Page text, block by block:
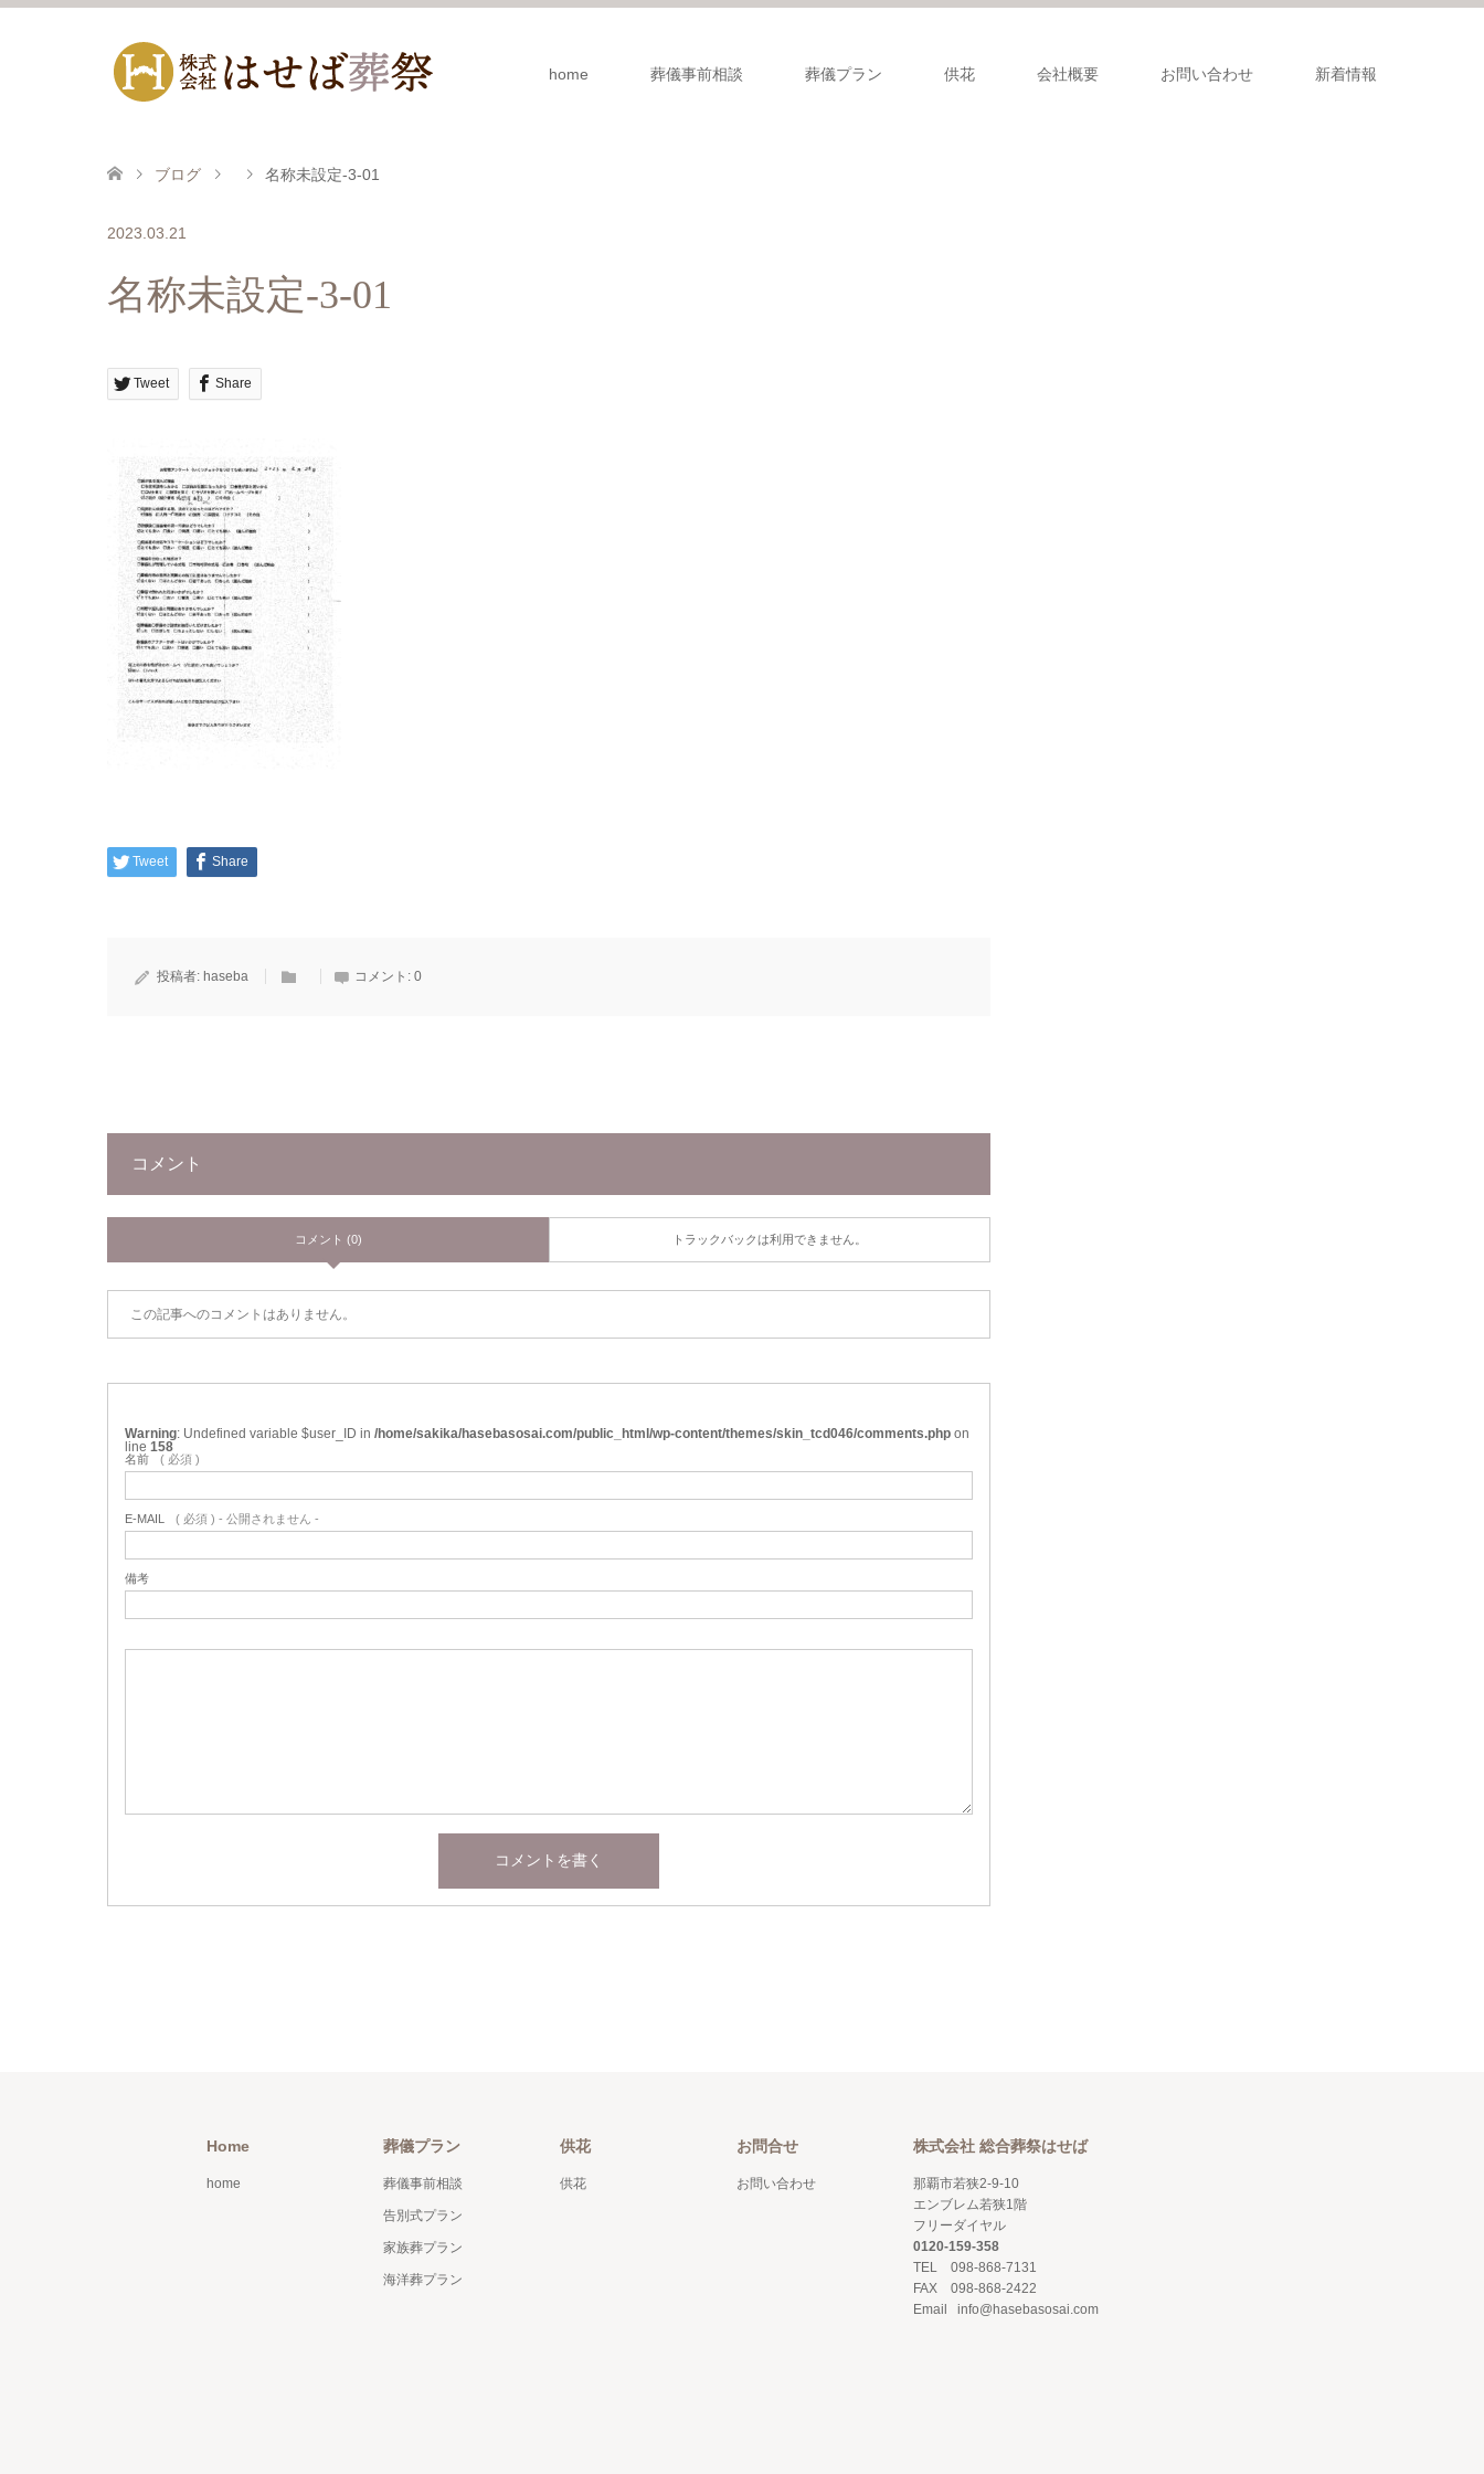
home 葬儀事前相談 葬儀プラン 供花 会社概要 お問い合わせ 新着情報
ブログ 名称未設定-3-01
2023.03.21
名称未設定-3-01
Tweet Share
Tweet Share
投稿者: haseba コメント: 0
コメント
コメント (0) トラックバックは利用できません。
この記事へのコメントはありません。
Warning : Undefined variable $user_ID in /home/sakika/hasebasosai.com/public_html/wp-content/themes/skin_tcd046/comments.php on
line 158
名前 ( 必須 )
E-MAIL ( 必須 ) - 公開されません -
備考
Home
home
葬儀プラン
葬儀事前相談
告別式プラン
家族葬プラン
海洋葬プラン
供花
供花
お問合せ
お問い合わせ
株式会社 総合葬祭はせば
那覇市若狭2-9-10
エンブレム若狭1階
フリーダイヤル
0120-159-358
TEL 098-868-7131
FAX 098-868-2422
Email info@hasebasosai.com